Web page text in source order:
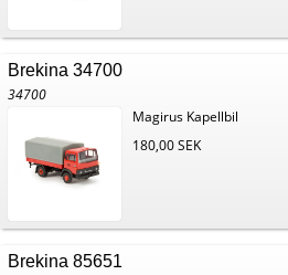
Brekina 34700
34700
Magirus Kapellbil
180,00 SEK
Brekina 85651